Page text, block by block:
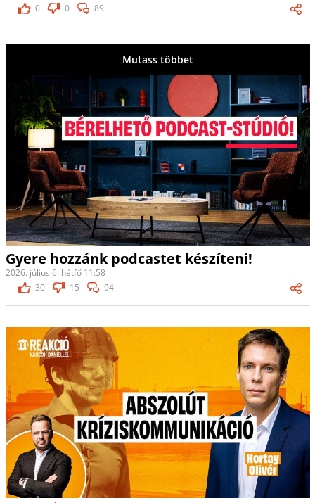
0
0 89
Mutass többet
Gyere hozzánk podcastet készíteni!
2026. július 6. hétfő 11:58
30
15 94